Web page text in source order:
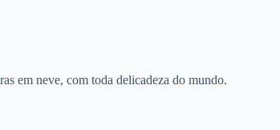
em neve, com toda delicadeza do mundo.